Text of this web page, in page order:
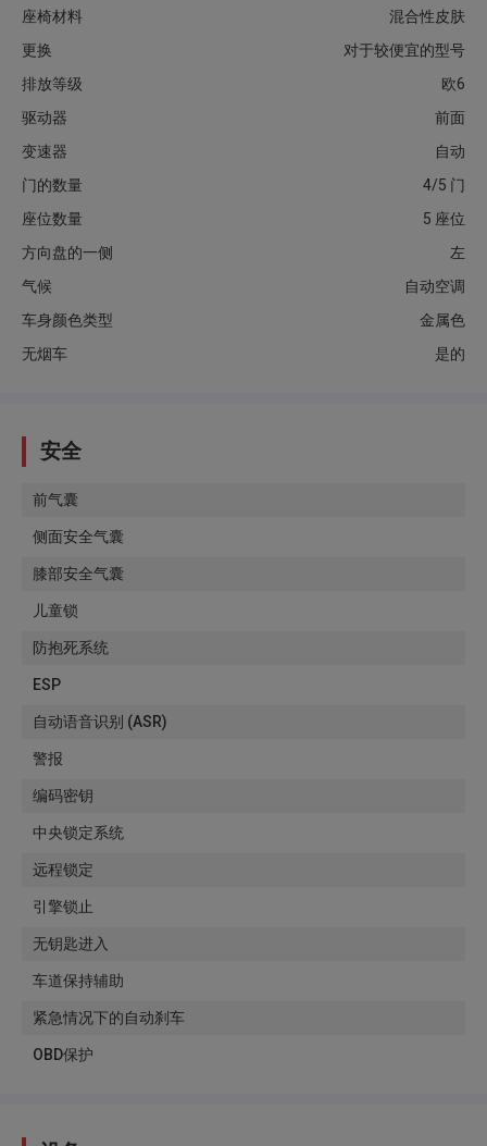
座椅材料
混合性皮肤
更换
对于较便宜的型号
排放等级
欧6
驱动器
前面
变速器
自动
门的数量
4/5 门
座位数量
5 座位
方向盘的一侧
左
气候
自动空调
车身颜色类型
金属色
无烟车
是的
安全
前气囊
侧面安全气囊
膝部安全气囊
儿童锁
防抱死系统
ESP
自动语音识别 (ASR)
警报
编码密钥
中央锁定系统
远程锁定
引擎锁止
无钥匙进入
车道保持辅助
紧急情况下的自动刹车
OBD保护